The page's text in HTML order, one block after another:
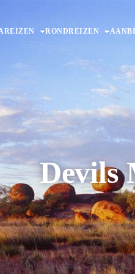
RONDREIZEN
Devils